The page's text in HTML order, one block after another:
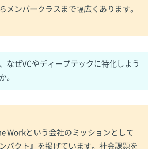
メンバークラスまで幅広くあります。
なぜVCやディープテックに特化しよう
。
Workという会社のミッションとして
パクト』を掲げています。社会課題を